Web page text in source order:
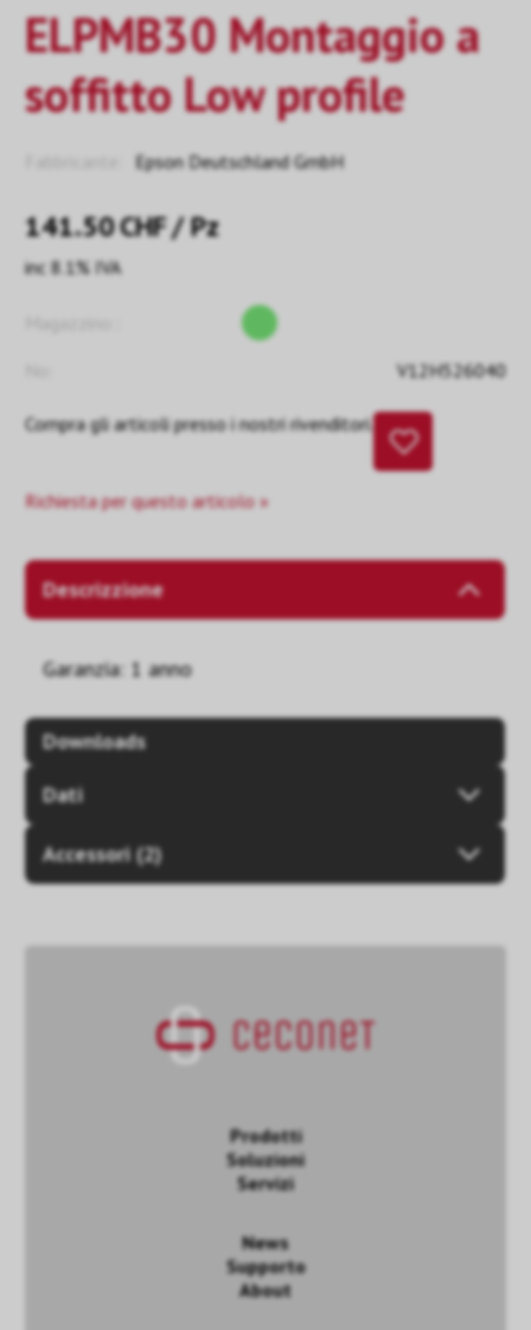
ELPMB30 Montaggio a
soffitto Low profile
Epson Deutschland GmbH
141.50CHF/ Pz
inc 8.1% IVA
V12H526040
Compra gli articoli presso i nostri rivenditori.
Richiesta per questo articolo »
Descrizzione
Garanzia: 1 anno
Downloads
Dati
Accessori (2)
Prodotti
Soluzioni
Servizi
News
Supporto
About